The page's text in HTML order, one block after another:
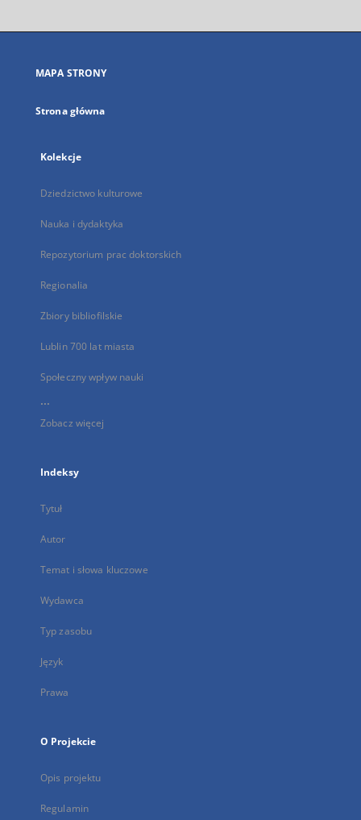
się
karcie
MAPA STRONY
Strona główna
Kolekcje
Dziedzictwo kulturowe
Nauka i dydaktyka
Repozytorium prac doktorskich
Regionalia
Zbiory bibliofilskie
Lublin 700 lat miasta
Społeczny wpływ nauki
...
Zobacz więcej
Indeksy
Tytuł
Autor
Temat i słowa kluczowe
Wydawca
Typ zasobu
Język
Prawa
O Projekcie
Opis projektu
Regulamin